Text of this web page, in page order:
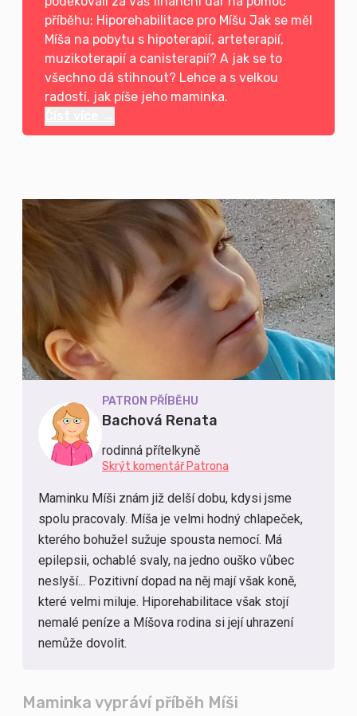
příběhu: Hiporehabilitace pro Míšu Jak se měl
Míša na pobytu s hipoterapií, arteterapií,
muzikoterapií a canisterapií? A jak se to
všechno dá stihnout? Lehce a s velkou
radostí, jak píše jeho maminka.
PATRON PŘÍBĚHU
Bachová Renata
rodinná přítelkyně
Skrýt komentář Patrona
Maminku Míši znám již delší dobu, kdysi jsme
spolu pracovaly. Míša je velmi hodný chlapeček,
kterého bohužel sužuje spousta nemocí. Má
epilepsii, ochablé svaly, na jedno ouško vůbec
neslyší... Pozitivní dopad na něj mají však koně,
které velmi miluje. Hiporehabilitace však stojí
nemalé peníze a Míšova rodina si její uhrazení
nemůže dovolit.
Maminka vypráví příběh Míši